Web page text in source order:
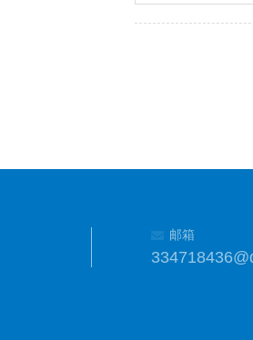
邮箱